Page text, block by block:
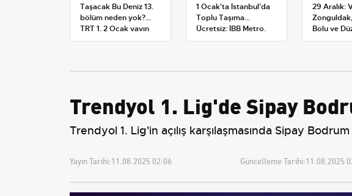
Taşacak Bu Deniz 13.
bölüm neden yok?
TRT 1, 2 Ocak yayın
planını değiştirdi
1 Ocak'ta İstanbul'da
Toplu Taşıma
Ücretsiz: İBB Metro,
Metrobüs ve Otobüs
29 Aralık:
Bolu ve
okullar
Trendyol 1. Lig'de Sipay
Trendyol 1. Lig'in açılış karşılaşmasında Sipay
Yayın Tarihi:11.08.2025 02:06 Güncelleme Tarihi:11.08.2025